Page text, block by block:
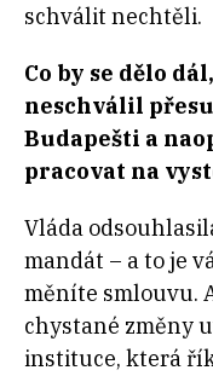
schválit nechtěli.
Co by se dělo
neschválil
Budapešti a
pracovat na
Vláda
mandát – a to je
měníte smlouvu.
chystané změny
instituce, která